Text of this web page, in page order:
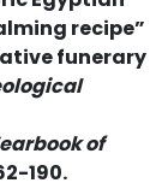
recipe”
funerary
of
190.